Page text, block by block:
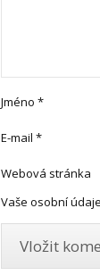
Jméno *
E-mail *
Webová stránka
Vaše osobní